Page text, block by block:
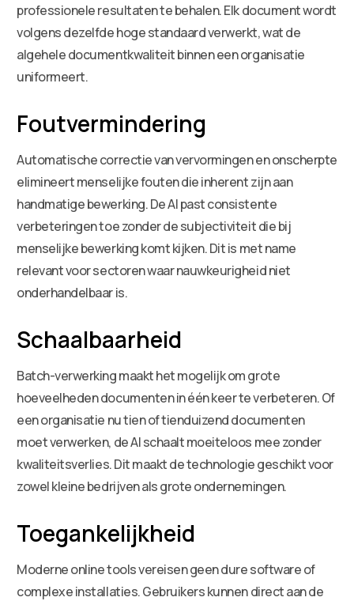
professionele resultaten te behalen. Elk document wordt
volgens dezelfde hoge standaard verwerkt, wat de
algehele documentkwaliteit binnen een organisatie
uniformeert.
Foutvermindering
Automatische correctie van vervormingen en onscherpte
elimineert menselijke fouten die inherent zijn aan
handmatige bewerking. De AI past consistente
verbeteringen toe zonder de subjectiviteit die bij
menselijke bewerking komt kijken. Dit is met name
relevant voor sectoren waar nauwkeurigheid niet
onderhandelbaar is.
Schaalbaarheid
Batch-verwerking maakt het mogelijk om grote
hoeveelheden documenten in één keer te verbeteren. Of
een organisatie nu tien of tienduizend documenten
moet verwerken, de AI schaalt moeiteloos mee zonder
kwaliteitsverlies. Dit maakt de technologie geschikt voor
zowel kleine bedrijven als grote ondernemingen.
Toegankelijkheid
Moderne online tools vereisen geen dure software of
complexe installaties. Gebruikers kunnen direct aan de